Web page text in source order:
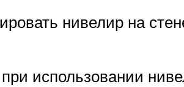
нивелир на
использовании